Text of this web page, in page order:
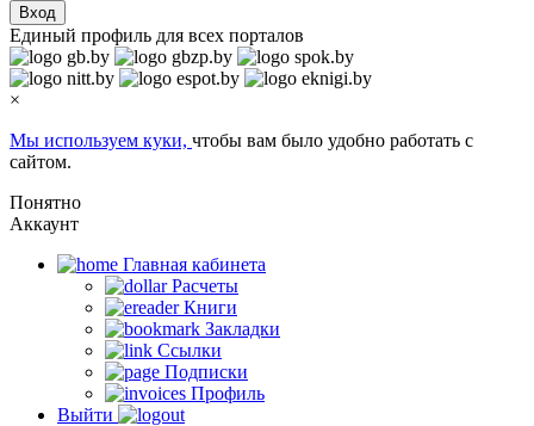
Вход
Единый профиль для всех порталов
×
Мы используем куки, чтобы вам было удобно работать с
сайтом.
Понятно
Аккаунт
Главная кабинетa
Расчеты
Книги
Закладки
Ссылки
Подписки
Профиль
Выйти